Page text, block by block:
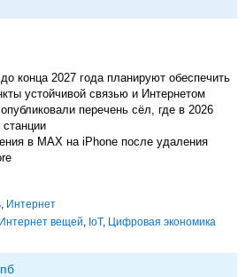
конца 2027 года планируют обеспечить
устойчивой связью и Интернетом
перечень сёл, где в 2026
станции
в MAX на iPhone после удаления
Интернет
Интернет вещей IoT, Цифровая экономика